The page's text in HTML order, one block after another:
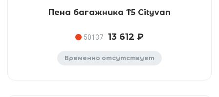
Пена багажника T5 Cityvan
50137 13 612 ₽
Временно отсутствует